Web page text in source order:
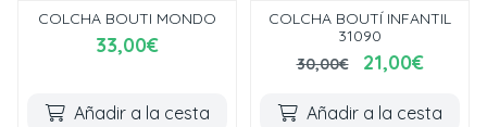
COLCHA BOUTI MONDO
33,00€
Añadir a la cesta
COLCHA BOUTÍ INFANTIL
31090
30,00€
21,00€
Añadir a la cesta